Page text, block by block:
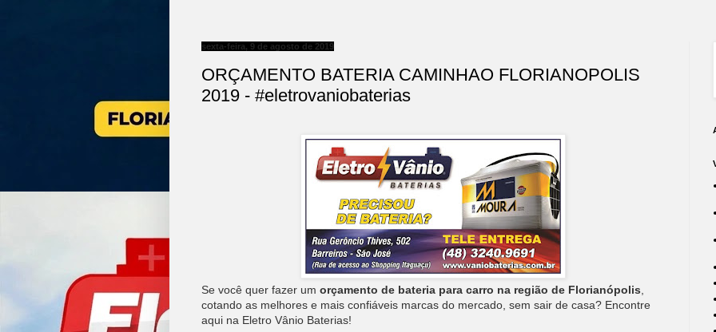
sexta-feira, 9 de agosto de 2019
ORÇAMENTO BATERIA CAMINHAO FLORIANOPOLIS
2019 - #eletrovaniobaterias
Se você quer fazer um orçamento de bateria para carro na região de Florianópolis
cotando as melhores e mais confiáveis marcas do mercado, sem sair de casa? Encontre
aqui na Eletro Vânio Baterias!